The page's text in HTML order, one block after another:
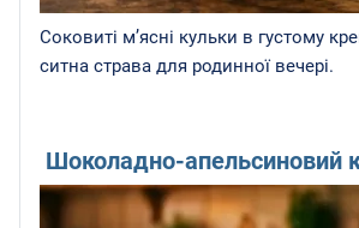
Соковиті м’ясні кульки в густому
ситна страва для родинної вечері.
Шоколадно-апельсиновий